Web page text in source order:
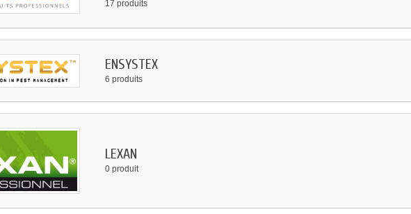
17 produits
ENSYSTEX
6 produits
LEXAN
0 produit